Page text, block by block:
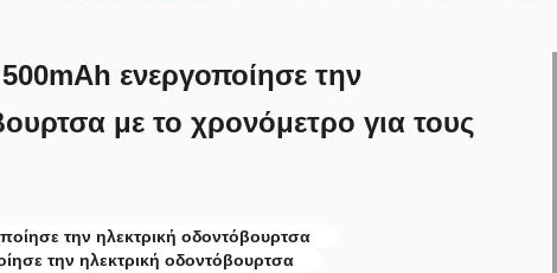
ενεργοποίησε την
με το χρονόμετρο για τους
την ηλεκτρική οδοντόβουρτσα
την ηλεκτρική οδοντόβουρτσα